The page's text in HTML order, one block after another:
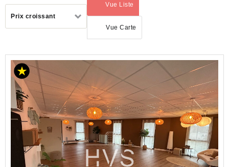
Prix croissant
Vue Liste
(activé)
Vue Carte
PROVENCE-
ALPES-
COTE-D-
AZUR